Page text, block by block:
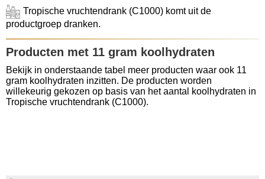
Tropische vruchtendrank (C1000) komt uit de
productgroep dranken.
Producten met 11 gram koolhydraten
Bekijk in onderstaande tabel meer producten waar ook 11
gram koolhydraten inzitten. De producten worden
willekeurig gekozen op basis van het aantal koolhydraten in
Tropische vruchtendrank (C1000).